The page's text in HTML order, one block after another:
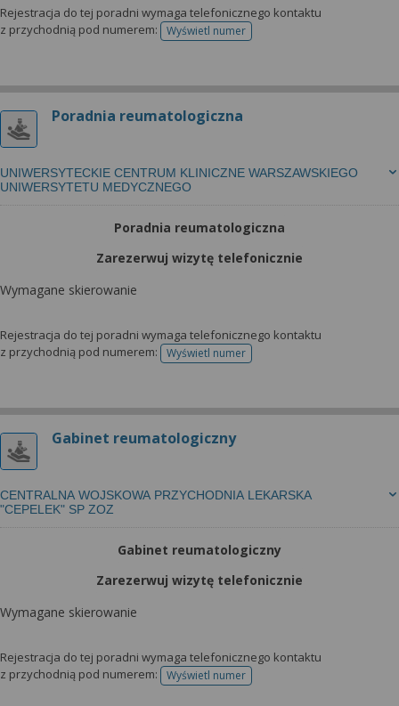
Rejestracja do tej poradni wymaga telefonicznego kontaktu
z przychodnią pod numerem:
Wyświetl numertelefonu do rejestracji
Poradnia reumatologiczna
UNIWERSYTECKIE CENTRUM KLINICZNE WARSZAWSKIEGO
UNIWERSYTETU MEDYCZNEGO
Poradnia reumatologiczna
Zarezerwuj wizytę telefonicznie
Wymagane skierowanie
Rejestracja do tej poradni wymaga telefonicznego kontaktu
z przychodnią pod numerem:
Wyświetl numertelefonu do rejestracji
Gabinet reumatologiczny
CENTRALNA WOJSKOWA PRZYCHODNIA LEKARSKA
"CEPELEK" SP ZOZ
Gabinet reumatologiczny
Zarezerwuj wizytę telefonicznie
Wymagane skierowanie
Rejestracja do tej poradni wymaga telefonicznego kontaktu
z przychodnią pod numerem:
Wyświetl numertelefonu do rejestracji